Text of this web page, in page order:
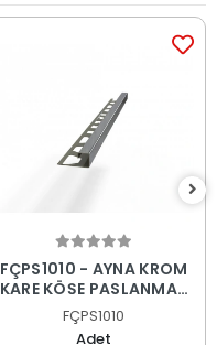
FÇPS1010 - AYNA KROM
KARE KÖŞE PASLANMAZ
FAYANS PROFİLİ
FÇPS1010
Adet